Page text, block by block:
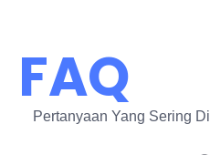
FAQ
Pertanyaan Yang Sering